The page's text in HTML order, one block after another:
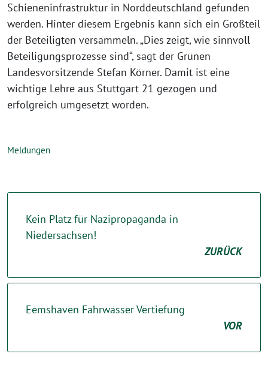
Schieneninfrastruktur in Norddeutschland gefunden
werden. Hinter diesem Ergebnis kann sich ein Großteil
der Beteiligten versammeln. „Dies zeigt, wie sinnvoll
Beteiligungsprozesse sind“, sagt der Grünen
Landesvorsitzende Stefan Körner. Damit ist eine
wichtige Lehre aus Stuttgart 21 gezogen und
erfolgreich umgesetzt worden.
Meldungen
Kein Platz für Nazipropaganda in
Niedersachsen!
ZURÜCK
Eemshaven Fahrwasser Vertiefung
VOR